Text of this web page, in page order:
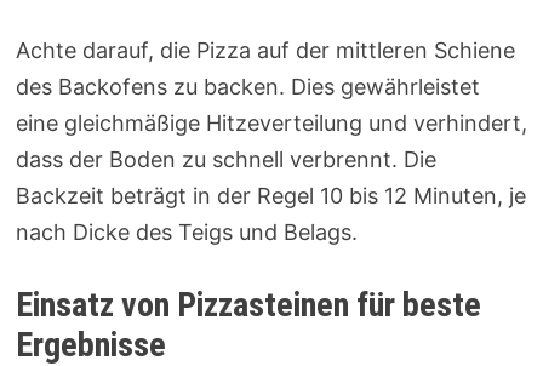
Achte darauf, die Pizza auf der mittleren Schiene
des Backofens zu backen. Dies gewährleistet
eine gleichmäßige Hitzeverteilung und verhindert,
dass der Boden zu schnell verbrennt. Die
Backzeit beträgt in der Regel 10 bis 12 Minuten, je
nach Dicke des Teigs und Belags.
Einsatz von Pizzasteinen für beste
Ergebnisse